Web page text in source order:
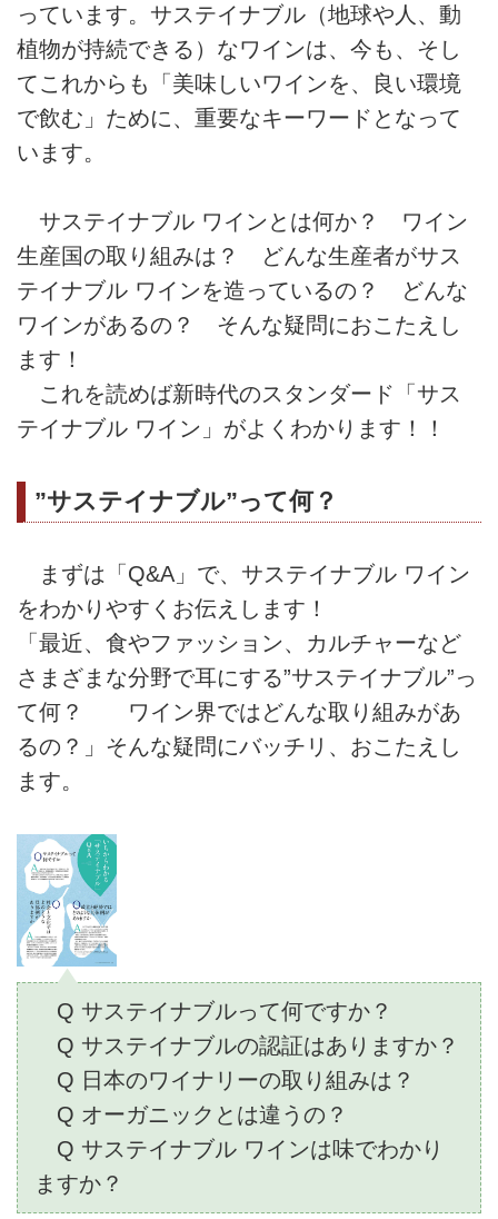
っています。サステイナブル（地球や人、動
植物が持続できる）なワインは、今も、そし
てこれからも「美味しいワインを、良い環境
で飲む」ために、重要なキーワードとなって
います。
サステイナブル ワインとは何か？ ワイン
生産国の取り組みは？ どんな生産者がサス
テイナブル ワインを造っているの？ どんな
ワインがあるの？ そんな疑問におこたえし
ます！
これを読めば新時代のスタンダード「サス
テイナブル ワイン」がよくわかります！！
”サステイナブル”って何？
まずは「Q&A」で、サステイナブル ワイン
をわかりやすくお伝えします！
「最近、食やファッション、カルチャーなど
さまざまな分野で耳にする”サステイナブル”っ
て何？ ワイン界ではどんな取り組みがあ
るの？」そんな疑問にバッチリ、おこたえし
ます。
Q サステイナブルって何ですか？
Q サステイナブルの認証はありますか？
Q 日本のワイナリーの取り組みは？
Q オーガニックとは違うの？
Q サステイナブル ワインは味でわかり
ますか？